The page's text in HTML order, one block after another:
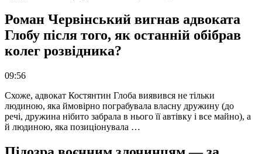
Роман Червінський вигнав адвоката
Глобу після того, як останній обібрав
колег розвідника?
09:56
Схоже, адвокат Костянтин Глоба виявився не тільки
людиною, яка ймовірно пограбувала власну дружину (до
речі, дружина нібито забрала в нього її автівку і все майно), а
й людиною, яка позиціонувала …